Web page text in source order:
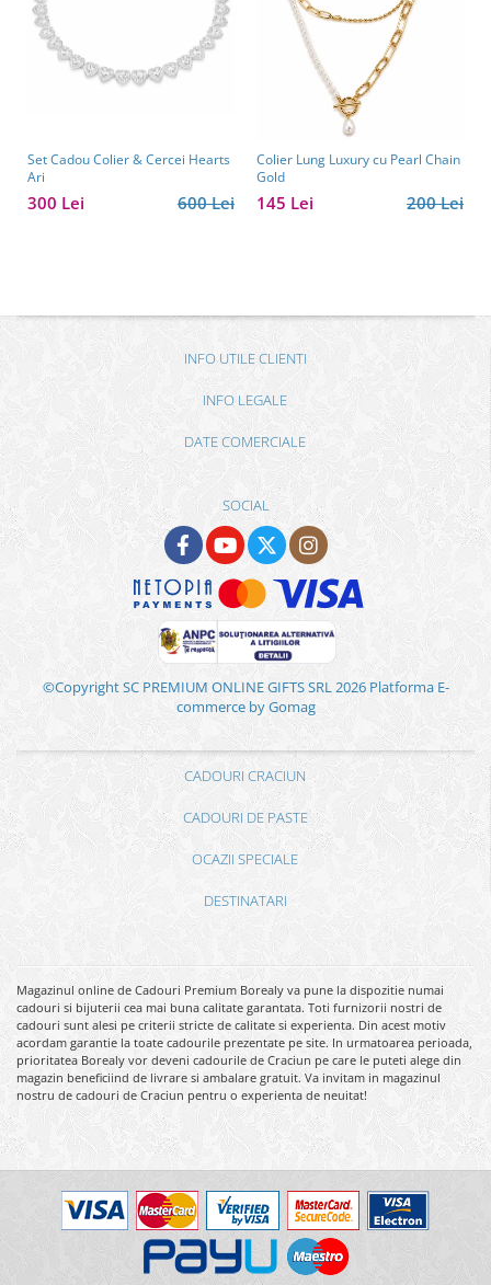
Set Cadou Colier & Cercei Hearts
Ari
600 Lei
300 Lei
Colier Lung Luxury cu Pearl Chain
Gold
200 Lei
145 Lei
INFO UTILE CLIENTI
INFO LEGALE
DATE COMERCIALE
SOCIAL
©Copyright SC PREMIUM ONLINE GIFTS SRL 2026 Platforma E-
commerce by Gomag
CADOURI CRACIUN
CADOURI DE PASTE
OCAZII SPECIALE
DESTINATARI
Magazinul online de Cadouri Premium Borealy va pune la dispozitie numai
cadouri si bijuterii cea mai buna calitate garantata. Toti furnizorii nostri de
cadouri sunt alesi pe criterii stricte de calitate si experienta. Din acest motiv
acordam garantie la toate cadourile prezentate pe site. In urmatoarea perioada,
prioritatea Borealy vor deveni cadourile de Craciun pe care le puteti alege din
magazin beneficiind de livrare si ambalare gratuit. Va invitam in magazinul
nostru de cadouri de Craciun pentru o experienta de neuitat!